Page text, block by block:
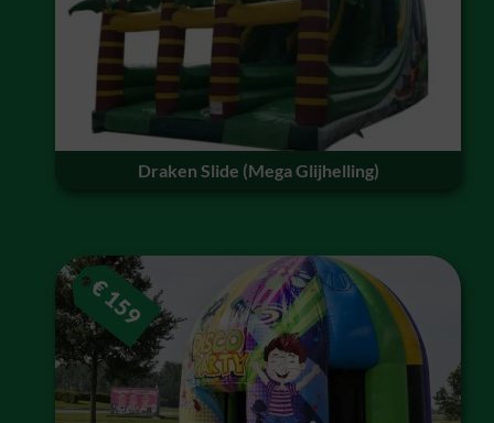
Draken Slide (Mega Glijhelling)
€
159